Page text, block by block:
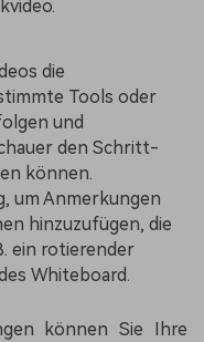
die
Tools oder
und
den Schritt-
können.
um Anmerkungen
hinzuzufügen, die
ein rotierender
Whiteboard.
können Sie Ihre